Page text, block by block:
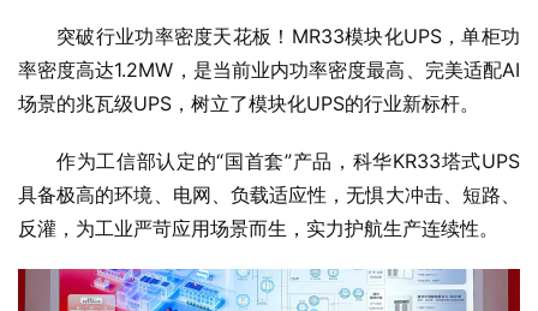
突破行业功率密度天花板！MR33模块化UPS，单柜功
率密度高达1.2MW，是当前业内功率密度最高、完美适配AI
场景的兆瓦级UPS，树立了模块化UPS的行业新标杆。
作为工信部认定的“国首套”产品，科华KR33塔式UPS
具备极高的环境、电网、负载适应性，无惧大冲击、短路、
反灌，为工业严苛应用场景而生，实力护航生产连续性。